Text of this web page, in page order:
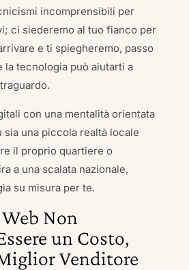
incomprensibili per
ci siederemo al tuo fianco per
e ti spiegheremo, passo
la tecnologia può aiutarti a
con una mentalità orientata
sia una piccola realtà locale
il proprio quartiere o
a una scalata nazionale,
su misura per te.
Non
un Costo,
Venditore